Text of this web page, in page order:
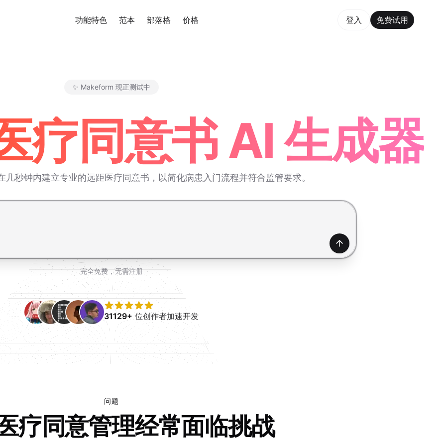
功能特色 范本 部落格 价格 登入 免费试用
✨ Makeform 现正测试中
疗同意书 AI 生成器
几秒钟内建立专业的远距医疗同意书，以简化病患入门流程并符合监管要求。
产生
完全免费，无需注册
31129+ 位创作者加速开发
问题
疗同意管理经常面临挑战